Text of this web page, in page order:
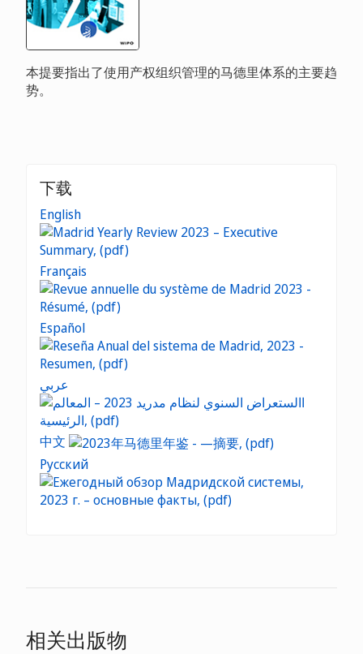
本提要指出了使用产权组织管理的马德里体系的主要趋
势。
下载
English
Français
Español
عربي
中文
Русский
相关出版物